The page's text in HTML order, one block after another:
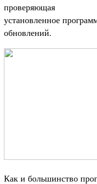
проверяющая
установленное
обновлений.
Как и большинство